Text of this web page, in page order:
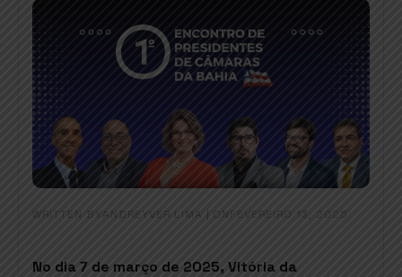
WRITTEN BY ANDREYVER LIMA ON FEVEREIRO 13, 2025
No dia 7 de março de 2025, Vitória da